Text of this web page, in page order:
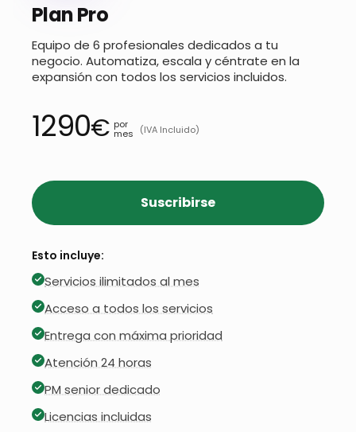
Plan Pro
Equipo de 6 profesionales dedicados a tu
negocio. Automatiza, escala y céntrate en la
expansión con todos los servicios incluidos.
1290€ por
mes (IVA Incluido)
Suscribirse
Esto incluye:
Servicios ilimitados al mes
Acceso a todos los servicios
Entrega con máxima prioridad
Atención 24 horas
PM senior dedicado
Licencias incluidas